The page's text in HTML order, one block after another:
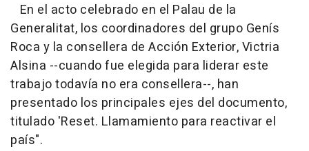
En el acto celebrado en el Palau de la
Generalitat, los coordinadores del grupo Genís
Roca y la consellera de Acción Exterior, Victria
Alsina --cuando fue elegida para liderar este
trabajo todavía no era consellera--, han
presentado los principales ejes del documento,
titulado 'Reset. Llamamiento para reactivar el
país".